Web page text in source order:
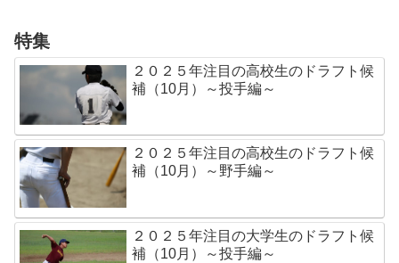
特集
２０２５年注目の高校生のドラフト候
補（10月）～投手編～
２０２５年注目の高校生のドラフト候
補（10月）～野手編～
２０２５年注目の大学生のドラフト候
補（10月）～投手編～